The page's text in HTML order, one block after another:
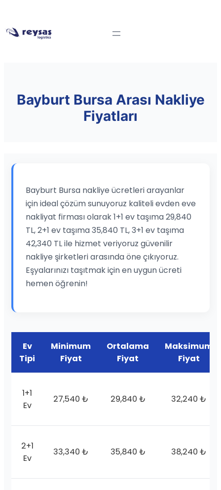
Bayburt Bursa Arası Nakliye
Fiyatları
Bayburt Bursa nakliye ücretleri arayanlar
için ideal çözüm sunuyoruz kaliteli evden eve
nakliyat firması olarak 1+1 ev taşıma 29,840
TL, 2+1 ev taşıma 35,840 TL, 3+1 ev taşıma
42,340 TL ile hizmet veriyoruz güvenilir
nakliye şirketleri arasında öne çıkıyoruz.
Eşyalarınızı taşıtmak için en uygun ücreti
hemen öğrenin!
Ev
Tipi
Minimum
Fiyat
Ortalama
Fiyat
Maksimum
Fiyat
1+1
Ev
27,540 ₺ 29,840 ₺ 32,240 ₺
2+1
Ev
33,340 ₺ 35,840 ₺ 38,240 ₺